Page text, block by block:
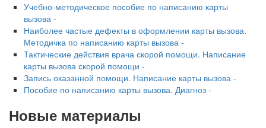
Учебно-методическое пособие по написанию карты
вызова -
Наиболее частые дефекты в оформлении карты вызова.
Методичка по написанию карты вызова -
Тактические действия врача скорой помощи. Написание
карты вызова скорой помощи -
Запись оказанной помощи. Написание карты вызова -
Пособие по написанию карты вызова. Диагноз -
Новые материалы